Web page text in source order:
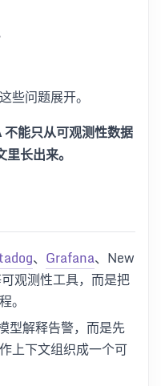
些问题展开。
不能只从可观测性数据
长出来。
、 Grafana、New
观测性工具，而是把
。
型解释告警，而是先
上下文组织成一个可